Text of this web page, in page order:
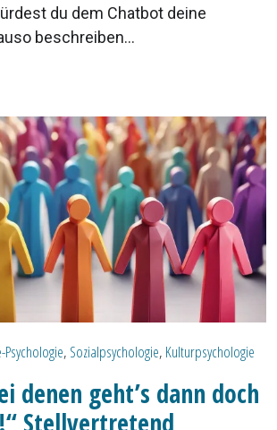
du dem Chatbot deine
beschreiben...
Psychologie, Sozialpsychologie, Kulturpsychologie
denen geht’s dann doch
Stellvertretend